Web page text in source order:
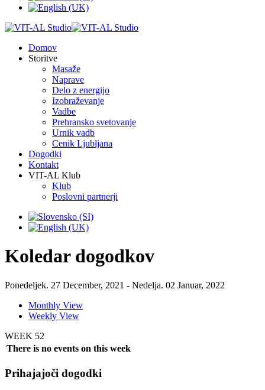
Domov
Storitve
Masaže
Naprave
Delo z energijo
Izobraževanje
Vadbe
Prehransko svetovanje
Urnik vadb
Cenik Ljubljana
Dogodki
Kontakt
VIT-AL Klub
Klub
Poslovni partnerji
Koledar dogodkov
Ponedeljek. 27 December, 2021 - Nedelja. 02 Januar, 2022
Monthly View
Weekly View
WEEK 52
There is no events on this week
Prihajajoči dogodki